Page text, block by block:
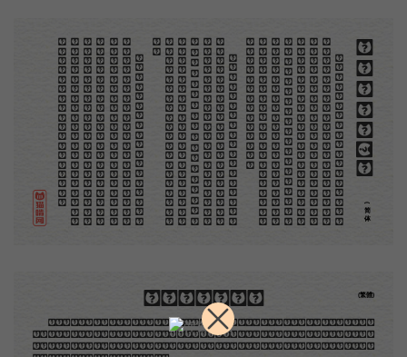
木刻创作法·序
地
不
问
东
西
，
凡
木
刻
的
图
版
，
向
来
是
画
管
画，
刻
管
刻
，
印
管
印
的
。
中
国
用
得
最
早
，
而
照
例也
久
经
衰
退
；
清
光
绪
中
，
英
人
傅
兰
雅
氏
编
印
《格
致
汇
编
》
，
插
图
就
已
非
中
国
刻
工
所
能
刻
，
精细
的
必
需
由
英
国
运
了
图
版
来
。
那
就
是
所
谓
「木
口
木
刻
」
，
也
即
「
复
制
木
刻
」
，
和
用
在
编
给印
度
人
读
的
英
文
书
，
后
来
也
就
移
给
中
国
人
读
的英
文
书
上
的
插
画
，
是
同
类
的
。
那
时
我
还
是
一
个
儿
童
，
见
了
这
些
图
，
便
震
惊于
它
的
精
工
活
泼
，
当
作
宝
贝
看
。
到
近
几
年
，
才知
道
西
洋
还
有
一
种
由
画
家
一
手
造
成
的
版
画
，
也就
是
原
画
，
倘
用
木
版
，
便
叫
作
「
创
作
木
刻」
，
是
艺
术
家
直
接
的
创
作
品
，
毫
不
假
手
于
刻
者和
印
者
的
。
现
在
我
们
所
要
绍
介
的
，
便
是
这
一
种
。
但
是
至
今
没
有
一
本
讲
说
木
刻
的
书
，
这
才
是
第一
本
。
虽
然
稍
简
略
，
却
已
经
给
了
读
者
一
个
大
意。
由
此
发
展
下
去
，
路
是
广
大
得
很
。
题
材
会
丰
富起
来
的
，
技
艺
也
会
精
炼
起
来
的
，
采
取
新
法
，
加以
中
国
旧
日
之
所
长
，
还
有
开
出
一
条
新
的
路
径
来的
希
望
。
那
时
作
者
各
将
自
己
的
本
领
和
心
得
，
贡献
出
来
，
中
国
的
木
刻
界
就
会
发
生
光
焰
。
(简体)
木刻創作法·序
地不問東西，凡木刻的圖版，向來是畫管畫，刻管刻，印管印的。中國用得最早，而照例也久經衰
退；清光緒中，英人傅蘭雅氏編印《格致彙編》，插圖就已非中國刻工所能刻，精細的必需由英國運了
圖版來。那就是所謂「木口木刻」，也即「複製木刻」，和用在編給印度人讀的英文書，後來也就移給
(繁體)